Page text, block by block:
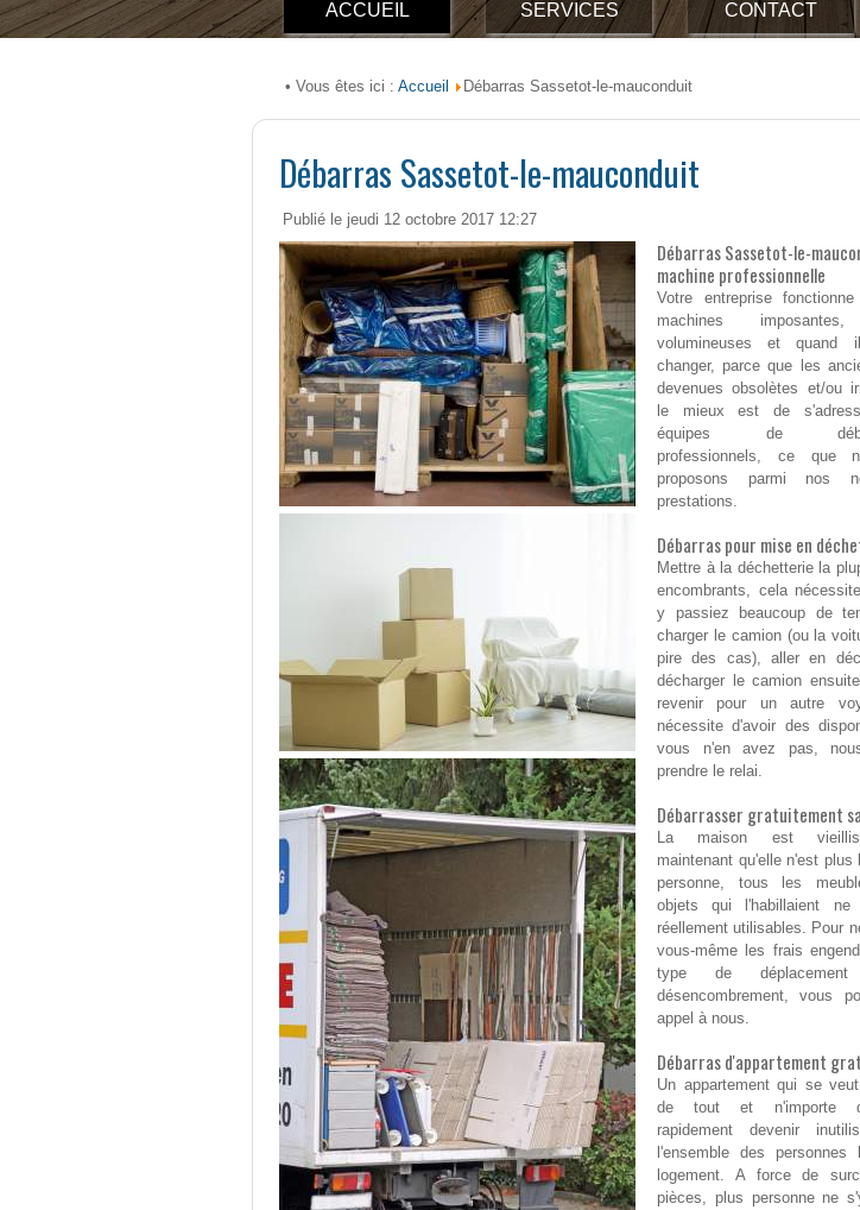
ACCUEIL SERVICES CONTACT
• Vous êtes ici : Accueil Débarras Sassetot-le-mauconduit
Débarras Sassetot-le-mauconduit
Publié le jeudi 12 octobre 2017 12:27
Débarras Sassetot-le-
machine professionnelle
Votre entreprise
machines
volumineuses et
changer, parce que les
devenues obsolètes et/ou
le mieux est de
équipes de
professionnels, ce que
proposons parmi nos
prestations.
Débarras pour mise en
Mettre à la déchetterie la
encombrants, cela
y passiez beaucoup de
charger le camion (ou la
pire des cas), aller en
décharger le camion
revenir pour un autre
nécessite d'avoir des
vous n'en avez pas,
prendre le relai.
Débarrasser gratuitement
La maison est
maintenant qu'elle n'est plus
personne, tous les
objets qui l'habillaient ne
réellement utilisables. Pour
vous-même les frais
type de
désencombrement, vous
appel à nous.
Débarras d'appartement
Un appartement qui se
de tout et n'importe
rapidement devenir
l'ensemble des personnes
logement. A force de
pièces, plus personne ne